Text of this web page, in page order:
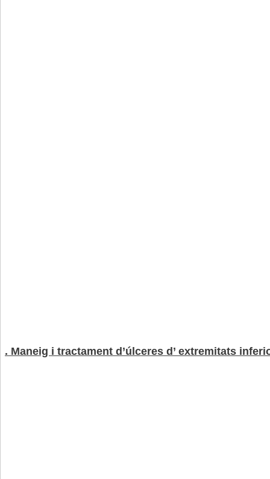
. Maneig i tractament d’úlceres d’ extremitats